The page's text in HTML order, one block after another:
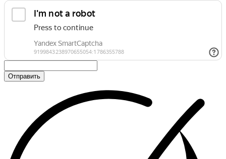
Отправить